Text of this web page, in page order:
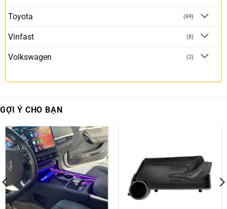
Toyota (69)
Vinfast (8)
Volkswagen (2)
GỢI Ý CHO BẠN